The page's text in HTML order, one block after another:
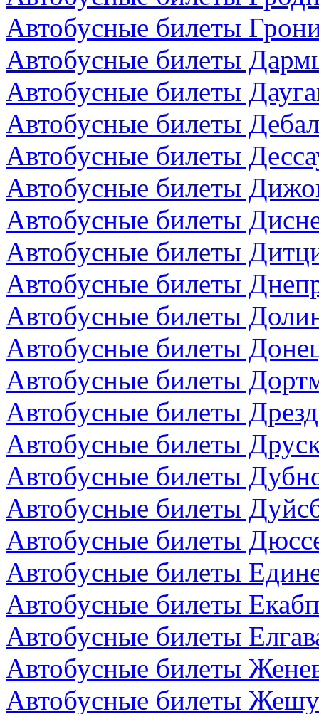
Автобусные билеты
Автобусные билеты
Автобусные билеты
Автобусные билеты
Автобусные билеты
Автобусные билеты
Автобусные билеты
Автобусные билеты
Автобусные билеты
Автобусные билеты
Автобусные билеты
Автобусные билеты
Автобусные билеты
Автобусные билеты
Автобусные билеты
Автобусные билеты
Автобусные билеты
Автобусные билеты
Автобусные билеты
Автобусные билеты
Автобусные билеты
Автобусные билеты